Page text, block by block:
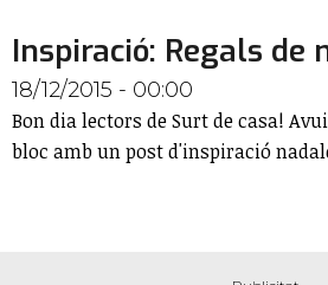
Inspiració: Regals de
18/12/2015 - 00:00
Bon dia lectors de Surt de casa!
bloc amb un post d'inspiració